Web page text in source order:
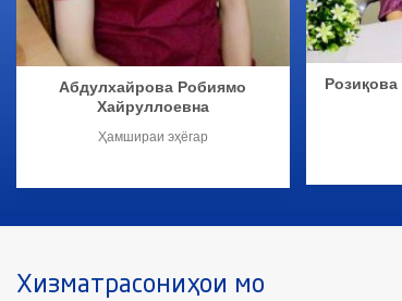
Абдулхайрова Робиямо
Хайруллоевна
Ҳамшираи эҳёгар
Хизматрасониҳои мо